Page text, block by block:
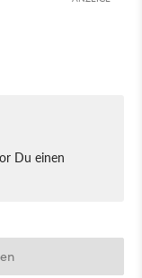
Du einen